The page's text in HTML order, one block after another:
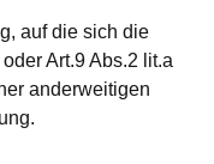
auf die sich die
Art.9 Abs.2 lit.a
anderweitigen